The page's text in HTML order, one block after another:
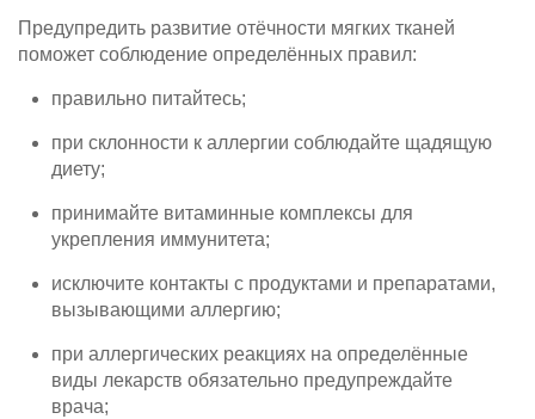
Предупредить развитие отёчности мягких тканей
поможет соблюдение определённых правил:
правильно питайтесь;
при склонности к аллергии соблюдайте щадящую
диету;
принимайте витаминные комплексы для
укрепления иммунитета;
исключите контакты с продуктами и препаратами,
вызывающими аллергию;
при аллергических реакциях на определённые
виды лекарств обязательно предупреждайте
врача;